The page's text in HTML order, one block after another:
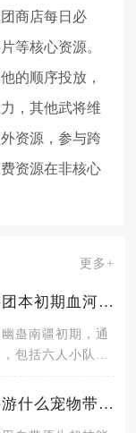
商店每日必
等核心资源。
的顺序投放，
，其他武将维
资源，参与跨
资源在非核心
更多+
逆水寒手游团本初期血河穿什么装备
蛊南疆初期，通
包括六人小队本
梦幻诛仙手游什么宠物带超技能